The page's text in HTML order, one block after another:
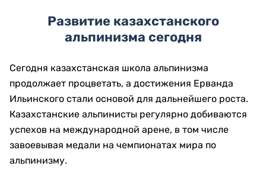
Развитие казахстанского
альпинизма сегодня
Сегодня казахстанская школа альпинизма
продолжает процветать, а достижения Ерванда
Ильинского стали основой для дальнейшего роста.
Казахстанские альпинисты регулярно добиваются
успехов на международной арене, в том числе
завоевывая медали на чемпионатах мира по
альпинизму.